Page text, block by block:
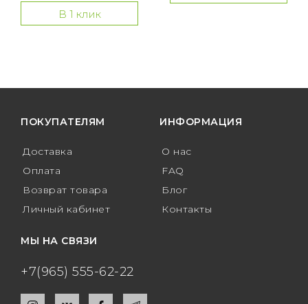
В 1 клик
ПОКУПАТЕЛЯМ
Доставка
Оплата
Возврат товара
Личный кабинет
ИНФОРМАЦИЯ
О нас
FAQ
Блог
Контакты
МЫ НА СВЯЗИ
+7(965) 555-62-22